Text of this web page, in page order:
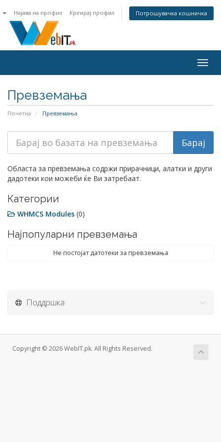
Најава на профил Креирај профил Потрошувачка кошничка
Превземања
Почетна Превземања
Областа за превземања содржи прирачници, алатки и други
дадотеки кои можеби ќе Ви затребаат.
Категории
WHMCS Modules (0)
Најпопуларни превземања
Не постојат датотеки за превземања
Поддршка
Copyright © 2026 WebIT.pk. All Rights Reserved.